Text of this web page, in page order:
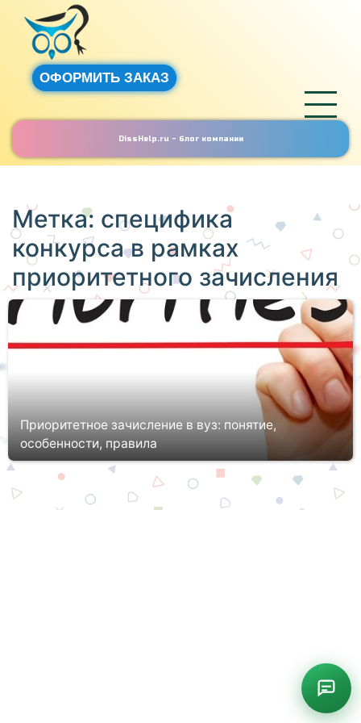
ОФОРМИТЬ ЗАКАЗ
DissHelp.ru - блог компании
Метка: специфика
конкурса в рамках
приоритетного зачисления
Приоритетное зачисление в вуз: понятие,
особенности, правила
Поступление в университет – непростая миссия, реализация
которой потребует тотальной подготовки, немало усилий и
даже хитрости. Начинать готовиться к этому шагу следует